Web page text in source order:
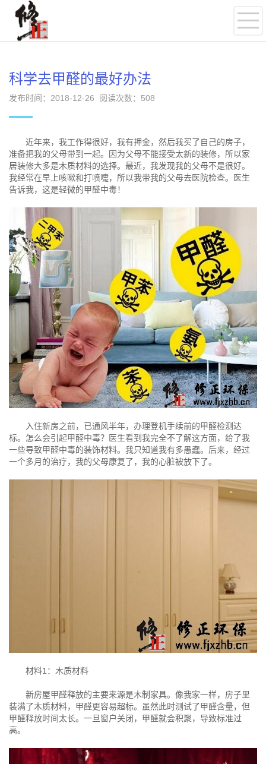
科学去甲醛的最好办法
发布时间：2018-12-26 阅读次数： 508
近年来，我工作得很好，我有押金，然后我买了自己的房子，
准备把我的父母带到一起。因为父母不能接受太新的装修，所以家
居装修大多是木质材料的选择。最近，我发现我的父母不是很好。
我经常在早上咳嗽和打喷嚏，所以我带我的父母去医院检查。医生
告诉我，这是轻微的甲醛中毒！
入住新房之前，已通风半年，办理登机手续前的甲醛检测达
标。怎么会引起甲醛中毒？医生看到我完全不了解这方面，给了我
一些导致甲醛中毒的装饰材料。我只知道我有多愚蠢。后来，经过
一个多月的治疗，我的父母康复了，我的心脏被放下了。
材料1：木质材料
新房屋甲醛释放的主要来源是木制家具。像我家一样，房子里
装满了木质材料，甲醛更容易超标。虽然此时测试了甲醛含量，但
甲醛释放时间太长。一旦窗户关闭，甲醛就会积聚，导致标准过
高。